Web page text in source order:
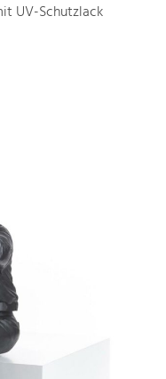
UV-Schutzlack